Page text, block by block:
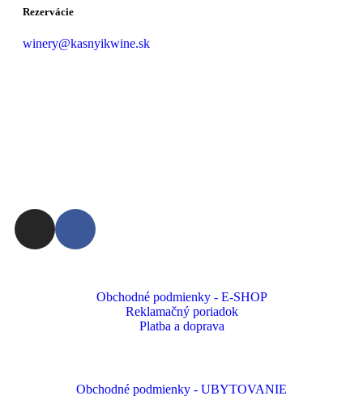
Rezervácie
winery@kasnyikwine.sk
Obchodné podmienky - E-SHOP
Reklamačný poriadok
Platba a doprava
Obchodné podmienky - UBYTOVANIE